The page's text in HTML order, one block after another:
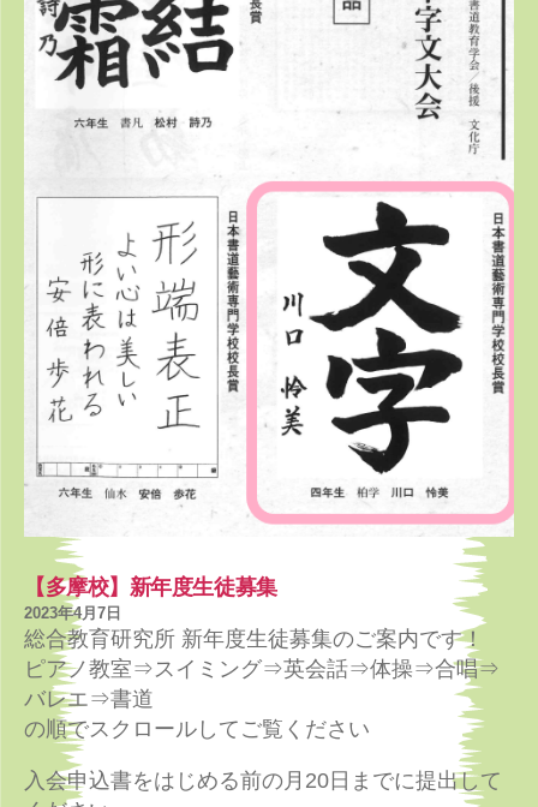
【多摩校】新年度生徒募集
2023年4月7日
総合教育研究所 新年度生徒募集のご案内です！
ピアノ教室⇒スイミング⇒英会話⇒体操⇒合唱⇒
バレエ⇒書道
の順でスクロールしてご覧ください
入会申込書をはじめる前の月20日までに提出して